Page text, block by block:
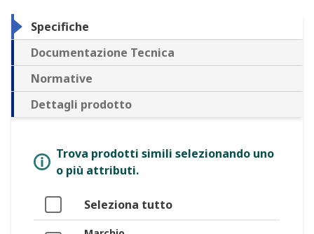
Specifiche
Documentazione Tecnica
Normative
Dettagli prodotto
Trova prodotti simili selezionando uno
o più attributi.
Seleziona tutto